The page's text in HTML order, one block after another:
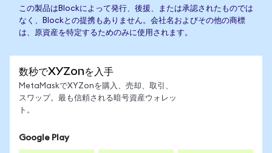
この製品はBlockによって発行、後援、または承認されたものでは
なく、Blockとの提携もありません。会社名およびその他の商標
は、原資産を特定するためのみに使用されます。
数秒でXYZonを入手
MetaMaskでXYZonを購入、売却、取引、
スワップ。最も信頼される暗号資産ウォレッ
ト。
Google Play